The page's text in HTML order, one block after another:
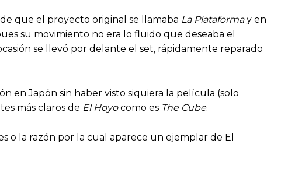
que el proyecto original se llamaba La Plataformay en
su movimiento no era lo fluido que deseaba el
se llevó por delante el set, rápidamente reparado
en Japón sin haber visto siquiera la película (solo
más claros de El Hoyocomo es The Cube.
o la razón por la cual aparece un ejemplar de El